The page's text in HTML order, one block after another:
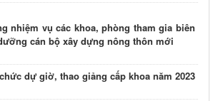
nhiệm vụ các khoa, phòng tham gia biên
cán bộ xây dựng nông thôn mới
dự giờ, thao giảng cấp khoa năm 2023